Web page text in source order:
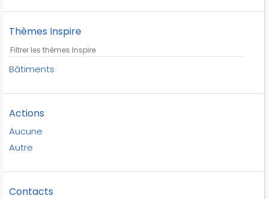
terrains de sport
terrains de tennis
équipements sportifs
Thèmes Inspire
Bâtiments
Actions
Aucune
Autre
Contacts